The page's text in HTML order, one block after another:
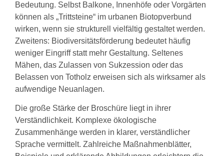
Bedeutung. Selbst Balkone, Innenhöfe oder Vorgärten
können als „Trittsteine“ im urbanen Biotopverbund
wirken, wenn sie strukturell vielfältig gestaltet werden.
Zweitens: Biodiversitätsförderung bedeutet häufig
weniger Eingriff statt mehr Gestaltung. Seltenes
Mähen, das Zulassen von Sukzession oder das
Belassen von Totholz erweisen sich als wirksamer als
aufwendige Neuanlagen.
Die große Stärke der Broschüre liegt in ihrer
Verständlichkeit. Komplexe ökologische
Zusammenhänge werden in klarer, verständlicher
Sprache vermittelt. Zahlreiche Maßnahmenblätter,